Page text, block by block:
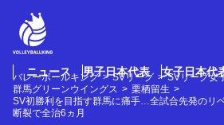
ニュース 男子日本代表 女子日本代
バレーボールキング SVリーグ
SVリーグ女
群馬グリーンウイングス
栗栖留生
SV初勝利を目指す群馬に痛手…全試合先発のリ
断裂で全治6ヵ月